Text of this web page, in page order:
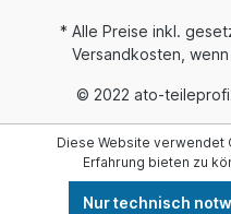
* Alle Preise inkl.
Versandkosten,
© 2022 ato-
Diese Website verwendet
Erfahrung bieten zu
Nur technisch